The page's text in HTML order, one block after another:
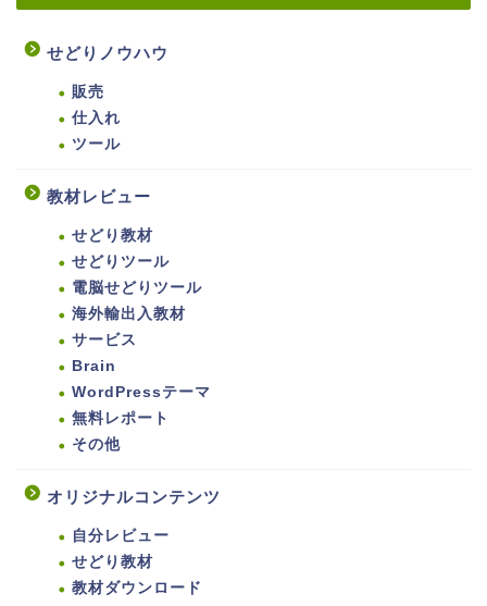
せどりノウハウ
販売
仕入れ
ツール
教材レビュー
せどり教材
せどりツール
電脳せどりツール
海外輸出入教材
サービス
Brain
WordPressテーマ
無料レポート
その他
オリジナルコンテンツ
自分レビュー
せどり教材
教材ダウンロード